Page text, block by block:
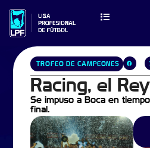
TROFEO DE CAMPEONES
Racing, el
Se impuso a Boca en
final.